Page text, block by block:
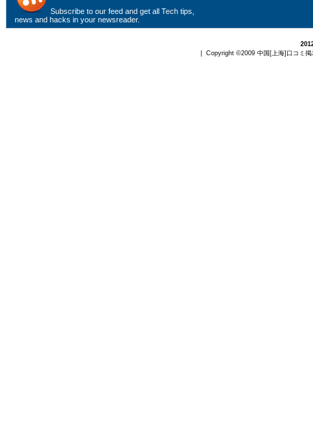
Subscribe to our feed and get all Tech tips,
news and hacks in your newsreader.
| Copyright ©2009 中国[上海]口コミ掲